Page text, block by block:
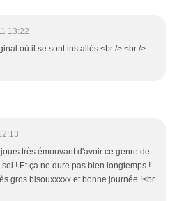
13:22
où il se sont installés.<br /> <br />
très émouvant d'avoir ce genre de
! Et ça ne dure pas bien longtemps !
gros bisouxxxxx et bonne journée !<br